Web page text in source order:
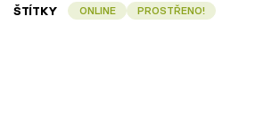
ŠTÍTKY ONLINE PROSTŘENO!